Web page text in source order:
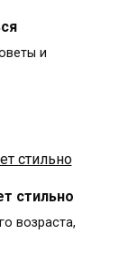
и
стильно
возраста,